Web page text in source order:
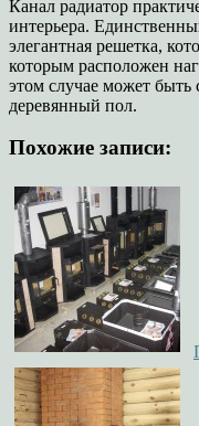
Канал радиатор
интерьера.
элегантная решетка,
которым расположен
этом случае может
деревянный пол.
Похожие записи: